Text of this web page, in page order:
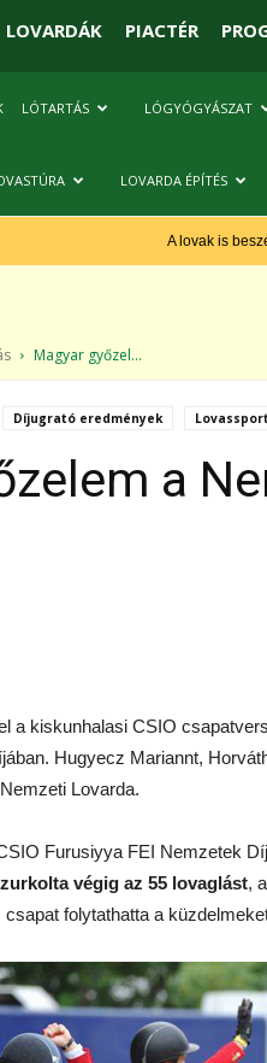
LOVARDÁK PIACTÉR
LÓTARTÁS LÓGYÓGYÁSZAT
LOVARDA ÉPÍTÉS
A lovak is
Magyar győzel...
Díjugrató eredmények
a
a kiskunhalasi CSIO
Hugyecz Mariannt,
Lovarda.
Furusiyya FEI Nemzetek
végig az 55 lovaglást,
folytathatta a